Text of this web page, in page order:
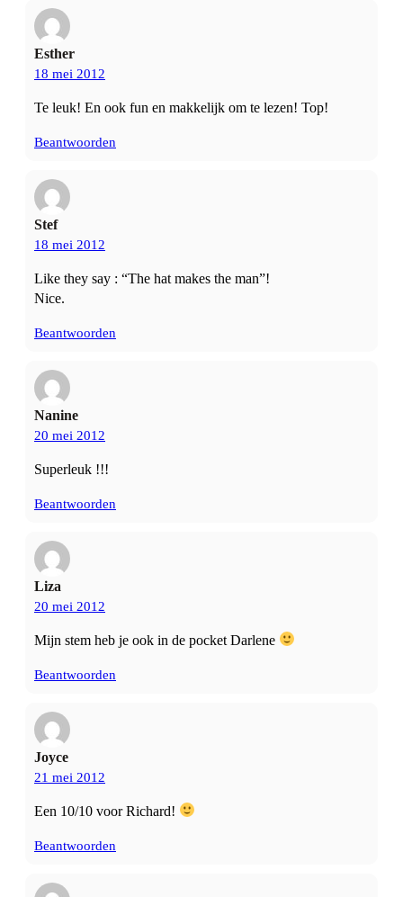
Esther
18 mei 2012
Te leuk! En ook fun en makkelijk om te lezen! Top!
Beantwoorden
Stef
18 mei 2012
Like they say : “The hat makes the man”!
Nice.
Beantwoorden
Nanine
20 mei 2012
Superleuk !!!
Beantwoorden
Liza
20 mei 2012
Mijn stem heb je ook in de pocket Darlene
Beantwoorden
Joyce
21 mei 2012
Een 10/10 voor Richard!
Beantwoorden